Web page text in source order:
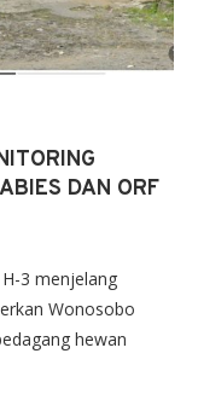
DAN ORF
3 menjelang
Wonosobo
hewan